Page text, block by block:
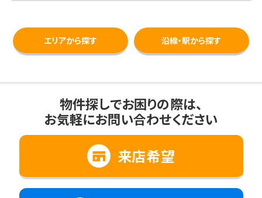
エリアから探す 沿線・駅から探す
物件探しでお困りの際は、
お気軽にお問い合わせください
来店希望